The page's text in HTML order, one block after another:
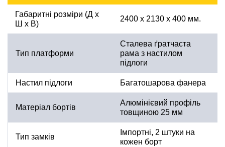
Габаритні розміри (Д х
Ш х В)
2400 х 2130 х 400 мм.
Тип платформи
Сталева ґратчаста
рама з настилом
підлоги
Настил підлоги Багатошарова фанера
Матеріал бортів
Алюмінієвий профіль
товщиною 25 мм
Тип замків
Імпортні, 2 штуки на
кожен борт